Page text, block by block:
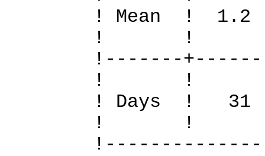
! Mean !
!
!-------
!
! Days
!